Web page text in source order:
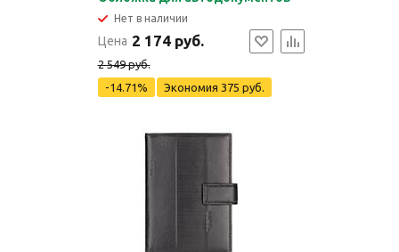
Нет в наличии
Цена 2 174 руб.
2 549 руб.
-14.71%
Экономия 375 руб.